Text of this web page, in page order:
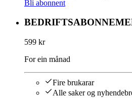
Bli abonnent
599 kr
For ein månad
Fire brukarar
Alle saker og